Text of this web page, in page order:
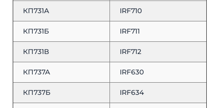
КП731А IRF710
КП731Б IRF711
КП731В IRF712
КП737А IRF630
КП737Б IRF634